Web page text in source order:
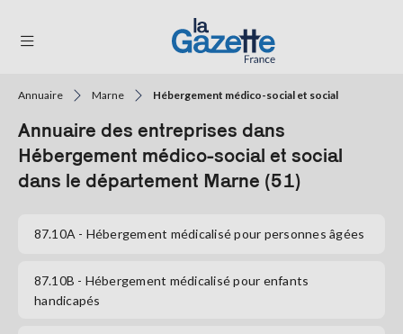
RÉGIONS
FORMATS
TENDANCES
LA
GAZETTE
Annuaire Marne Hébergement médico-social et social
Annuaire des entreprises dans
Hébergement médico-social et social
dans le département Marne (51)
87.10A - Hébergement médicalisé pour personnes âgées
87.10B - Hébergement médicalisé pour enfants
handicapés